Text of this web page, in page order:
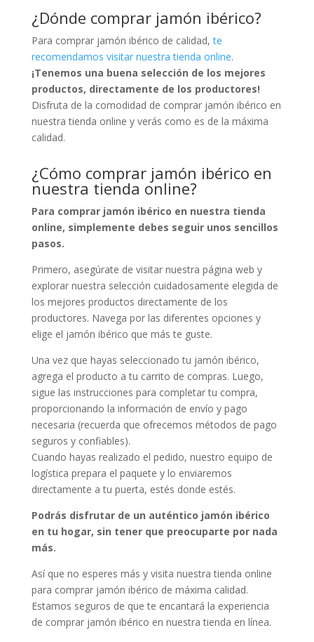
¿Dónde comprar jamón ibérico?
Para comprar jamón ibérico de calidad,te
recomendamos visitar nuestra tienda online.
¡Tenemos una buena selección de los mejores
productos, directamente de los productores!
Disfruta de la comodidad de comprar jamón ibérico en
nuestra tienda online y verás como es de la máxima
calidad.
¿Cómo comprar jamón ibérico en
nuestra tienda online?
Para comprar jamón ibérico en nuestra tienda
online, simplemente debes seguir unos sencillos
pasos.
Primero, asegúrate de visitar nuestra página web y
explorar nuestra selección cuidadosamente elegida de
los mejores productos directamente de los
productores. Navega por las diferentes opciones y
elige el jamón ibérico que más te guste.
Una vez que hayas seleccionado tu jamón ibérico,
agrega el producto a tu carrito de compras. Luego,
sigue las instrucciones para completar tu compra,
proporcionando la información de envío y pago
necesaria (recuerda que ofrecemos métodos de pago
seguros y confiables).
Cuando hayas realizado el pedido, nuestro equipo de
logística prepara el paquete y lo enviaremos
directamente a tu puerta, estés donde estés.
Podrás disfrutar de un auténtico jamón ibérico
en tu hogar, sin tener que preocuparte por nada
más.
Así que no esperes más y visita nuestra tienda online
para comprar jamón ibérico de máxima calidad.
Estamos seguros de que te encantará la experiencia
de comprar jamón ibérico en nuestra tienda en línea.